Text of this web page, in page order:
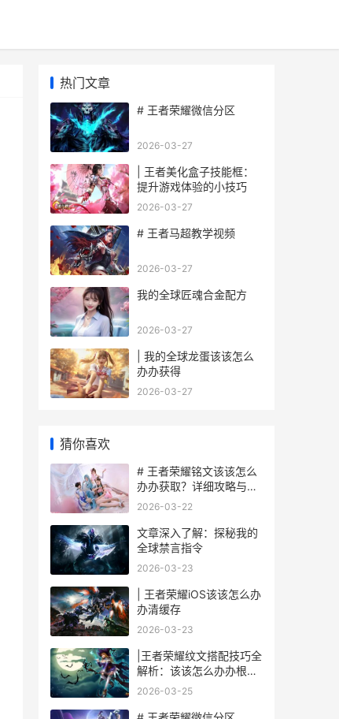
热门文章
# 王者荣耀微信分区
2026-03-27
| 王者美化盒子技能框：
提升游戏体验的小技巧
2026-03-27
# 王者马超教学视频
2026-03-27
我的全球匠魂合金配方
2026-03-27
| 我的全球龙蛋该该怎么
办办获得
2026-03-27
猜你喜欢
# 王者荣耀铭文该该怎么
办办获取？详细攻略与技
巧
2026-03-22
文章深入了解：探秘我的
全球禁言指令
2026-03-23
| 王者荣耀iOS该该怎么办
办清缓存
2026-03-23
|王者荣耀纹文搭配技巧全
解析：该该怎么办办根据
英雄特性选择纹文|
2026-03-25